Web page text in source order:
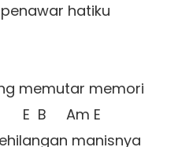
hatiku
memutar memori
E  B     Am E
manisnya